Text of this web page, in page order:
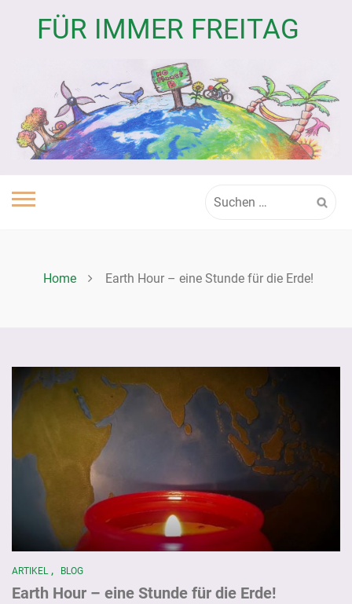
FÜR IMMER FREITAG
nach:
Home Earth Hour – eine Stunde für die Erde!
ARTIKEL, BLOG
Earth Hour – eine Stunde für die Erde!